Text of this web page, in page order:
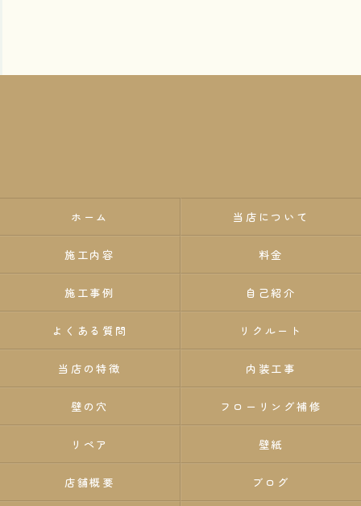
ホーム 当店について
施工内容 料金
施工事例 自己紹介
よくある質問 リクルート
当店の特徴 内装工事
壁の穴 フローリング補修
リペア 壁紙
店舗概要 ブログ